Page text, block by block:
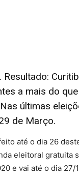
a mais do
últimas
de Março.
até o dia 26
eleitoral gratuita
e vai até o dia 27/